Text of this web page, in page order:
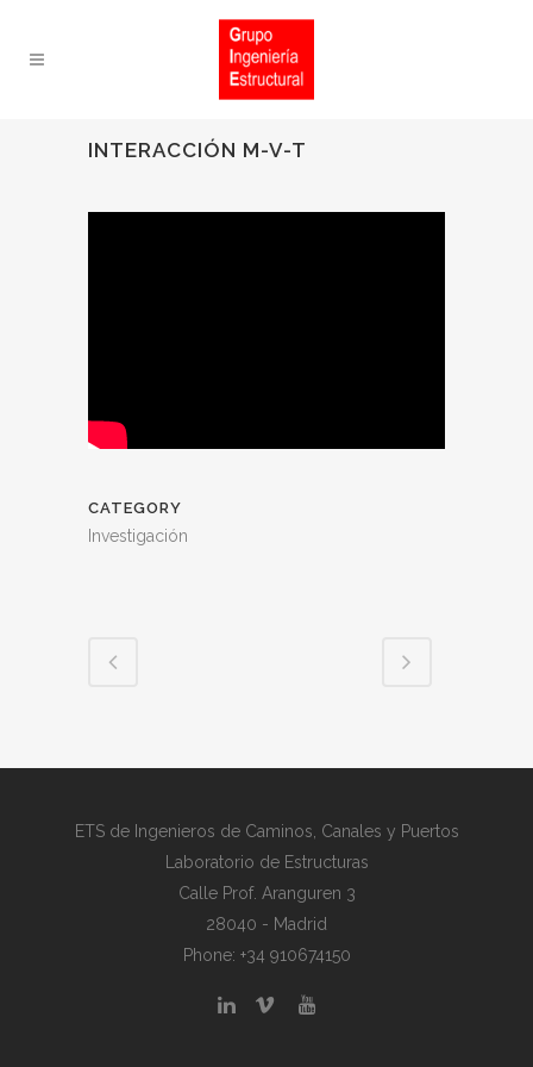
INTERACCIÓN M-V-T
CATEGORY
Investigación
ETS de Ingenieros de Caminos, Canales y Puertos
Laboratorio de Estructuras
Calle Prof. Aranguren 3
28040 - Madrid
Phone: +34 910674150